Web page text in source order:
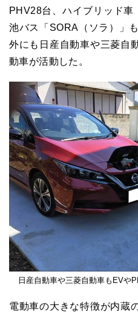
PHV28台、ハイブリッド
池バス「SORA（ソラ）」
外にも日産自動車や三菱自
動車が活動した。
日産自動車や三菱自動車もEVや
電動車の大きな特徴が内蔵